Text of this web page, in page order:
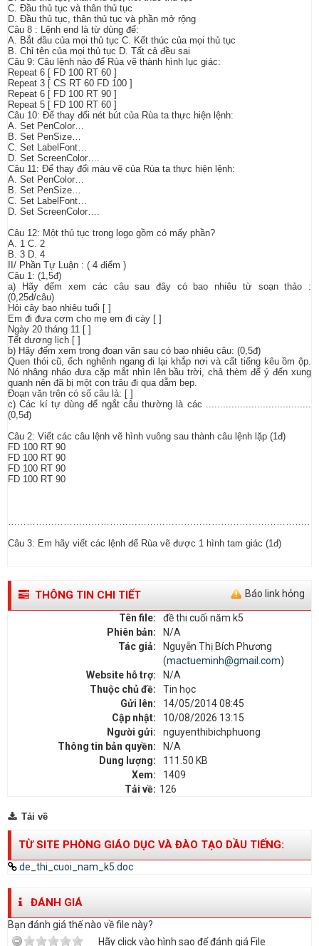
C. Đầu thủ tục và thân thủ tục
D. Đầu thủ tục, thân thủ tục và phần mở rộng
Câu 8 : Lệnh end là từ dùng để:
A. Bắt đầu của mọi thủ tục C. Kết thúc của mọi thủ tục
B. Chỉ tên của mọi thủ tục D. Tất cả đều sai
Câu 9: Câu lệnh nào để Rùa vẽ thành hình lục giác:
Repeat 6 [ FD 100 RT 60 ]
Repeat 3 [ CS RT 60 FD 100 ]
Repeat 6 [ FD 100 RT 90 ]
Repeat 5 [ FD 100 RT 60 ]
Câu 10: Để thay đổi nét bút của Rùa ta thực hiện lệnh:
A. Set PenColor…
B. Set PenSize…
C. Set LabelFont…
D. Set ScreenColor….
Câu 11: Để thay đổi màu vẽ của Rùa ta thực hiện lệnh:
A. Set PenColor…
B. Set PenSize…
C. Set LabelFont…
D. Set ScreenColor….
Câu 12: Một thủ tục trong logo gồm có mấy phần?
A. 1 C. 2
B. 3 D. 4
II/ Phần Tự Luận : ( 4 điểm )
Câu 1: (1,5đ)
a) Hãy đếm xem các câu sau đây có bao nhiêu từ soạn thảo :
(0,25đ/câu)
Hỏi cây bao nhiêu tuổi [ ]
Em đi đưa cơm cho mẹ em đi cày [ ]
Ngày 20 tháng 11 [ ]
Tết dương lịch [ ]
b) Hãy đếm xem trong đoạn văn sau có bao nhiêu câu: (0,5đ)
Quen thói cũ, ếch nghênh ngang đi lại khắp nơi và cất tiếng kêu ồm ộp.
Nó nhâng nháo đưa cặp mắt nhìn lên bầu trời, chả thèm để ý đến xung
quanh nên đã bị một con trâu đi qua dẫm bẹp.
Đoạn văn trên có số câu là: [ ]
c) Các kí tự dùng để ngắt câu thường là các .....................................
(0,5đ)
Câu 2: Viết các câu lệnh vẽ hình vuông sau thành câu lệnh lặp (1đ)
FD 100 RT 90
FD 100 RT 90
FD 100 RT 90
FD 100 RT 90
Câu 3: Em hãy viết các lệnh để Rùa vẽ được 1 hình tam giác (1đ)
Báo link hỏng
THÔNG TIN CHI TIẾT
Tên file:
đề thi cuối năm k5
Phiên bản:
N/A
Tác giả:
Nguyễn Thị Bích Phương
(mactueminh@gmail.com)
Website hỗ trợ:
N/A
Thuộc chủ đề:
Tin học
Gửi lên:
14/05/2014 08:45
Cập nhật:
10/08/2026 13:15
Người gửi:
nguyenthibichphuong
Thông tin bản quyền:
N/A
Dung lượng:
111.50 KB
Xem:
1409
Tải về: 126
Tải về
TỪ SITE PHÒNG GIÁO DỤC VÀ ĐÀO TẠO DẦU TIẾNG:
de_thi_cuoi_nam_k5.doc
ĐÁNH GIÁ
Bạn đánh giá thế nào về file này?
Hãy click vào hình sao để đánh giá File